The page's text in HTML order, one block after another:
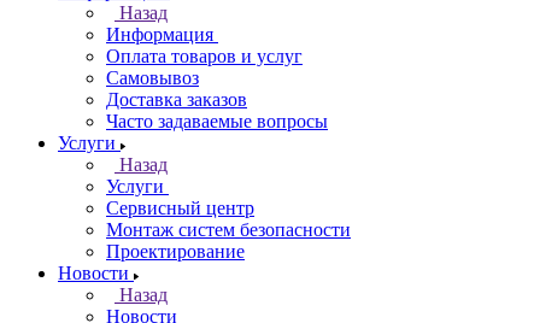
Назад
Информация
Оплата товаров и услуг
Самовывоз
Доставка заказов
Часто задаваемые вопросы
Услуги
Назад
Услуги
Сервисный центр
Монтаж систем безопасности
Проектирование
Новости
Назад
Новости